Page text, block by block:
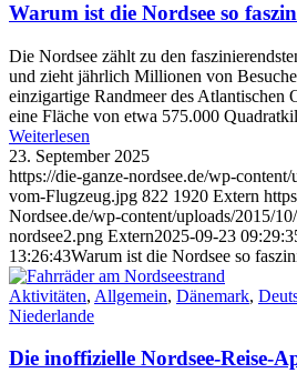
Warum ist die Nordsee so
Die Nordsee zählt zu den
und zieht jährlich Millionen von
einzigartige Randmeer des Atlantischen
eine Fläche von etwa 575.000
Weiterlesen
23. September 2025
https://die-ganze-nordsee.de/wp-
vom-Flugzeug.jpg 822 1920 Extern
Nordsee.de/wp-content/uploads/2015/
nordsee2.png Extern2025-09-23
13:26:43Warum ist die Nordsee so
Aktivitäten, Allgemein, Dänemark,
Niederlande
Die inoffizielle Nordsee-Reise-